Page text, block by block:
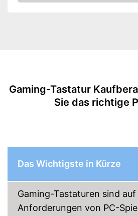
Lichteffekte
Amazon Lieferzeit
siehe
Amazon
Gaming-Tastatur
Sie das richtige
Das Wichtigste in Kürze
Gaming-Tastaturen sind auf
Anforderungen von PC-